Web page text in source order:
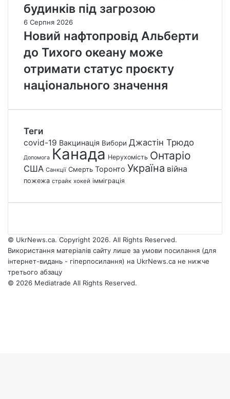
будинків під загрозою
6 Серпня 2026
Новий нафтопровід Альберти
до Тихого океану може
отримати статус проєкту
національного значення
Теги
covid-19 Вакцинація Вибори Джастін Трюдо
Допомога Канада Нерухомість Онтаріо
США Санкції Смерть Торонто Україна війна
пожежа страйк хокей імміграція
© UkrNews.ca. Copyright 2026. All Rights Reserved.
Використання матеріалів сайту лише за умови посилання (для
інтернет-видань - гіперпосилання) на UkrNews.ca не нижче
третього абзацу
© 2026 Mediatrade All Rights Reserved.